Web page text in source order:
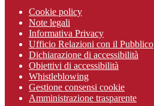
Cookie policy
Note legali
Informativa Privacy
Ufficio Relazioni con il Pubblico
Dichiarazione di accessibilità
Obiettivi di accessibilità
Whistleblowing
Gestione consensi cookie
Amministrazione trasparente